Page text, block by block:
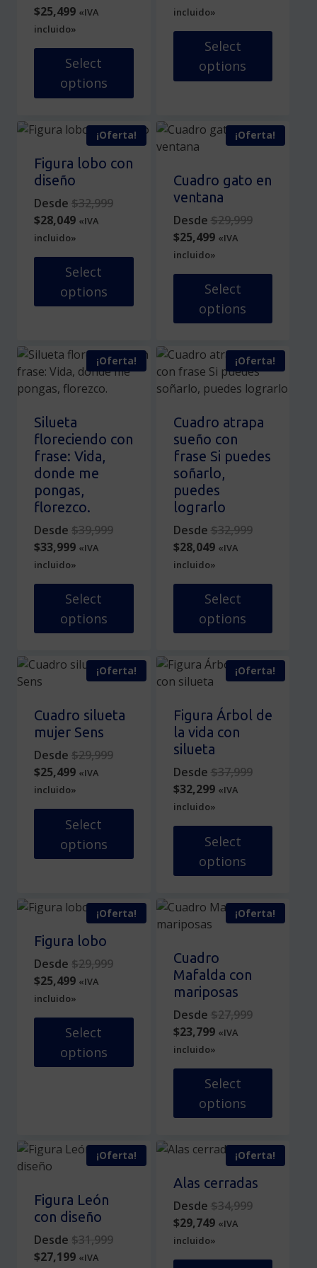
$29,999.
$25,499Current
price
is:
$25,499.
«IVA
incluido»
Select
options
producto
tiene
múltiples
variantes.
Las
opciones
se
pueden
elegir
página
$29,999.
price
is:
$25,499.
incluido»
Select
options
tiene
múltiples
Las
opciones
se
pueden
elegir
en
la
página
producto
¡Oferta!
Figura lobo con
diseño
Desde $32,999Original
$32,999.
$28,049Current
price
is:
$28,049.
«IVA
incluido»
Select
options
tiene
múltiples
variantes.
Las
opciones
se
pueden
elegir
en
la
de
producto
¡Oferta!
Cuadro gato en
ventana
Desde $29,999Original
$29,999.
$25,499Current
price
is:
$25,499.
«IVA
incluido»
Select
options
producto
tiene
múltiples
variantes.
Las
opciones
se
pueden
elegir
en
página
de
producto
¡Oferta!
Silueta
floreciendo con
frase: Vida,
donde me
pongas,
florezco.
Desde $39,999Original
$39,999.
$33,999Current
price
is:
$33,999.
«IVA
incluido»
Select
options
producto
variantes.
Las
opciones
se
pueden
elegir
en
página
de
¡Oferta!
Cuadro atrapa
sueño con
frase Si puedes
soñarlo,
puedes
lograrlo
Desde $32,999Original
$32,999.
$28,049Current
price
is:
$28,049.
«IVA
incluido»
Select
options
producto
tiene
variantes.
Las
opciones
pueden
elegir
en
la
página
producto
¡Oferta!
Cuadro silueta
mujer Sens
Desde $29,999Original
$29,999.
$25,499Current
price
is:
$25,499.
«IVA
incluido»
Select
options
tiene
múltiples
variantes.
Las
opciones
se
pueden
elegir
página
¡Oferta!
Figura Árbol de
la vida con
silueta
Desde $37,999Original
$37,999.
$32,299Current
price
is:
$32,299.
«IVA
incluido»
Select
options
producto
tiene
múltiples
variantes.
Las
opciones
se
pueden
elegir
en
la
página
producto
¡Oferta!
Figura lobo
Desde $29,999Original
$29,999.
$25,499Current
price
is:
$25,499.
«IVA
incluido»
Select
options
variantes.
Las
se
pueden
en
la
¡Oferta!
Cuadro
Mafalda con
mariposas
Desde $27,999Original
$27,999.
$23,799Current
price
is:
$23,799.
«IVA
incluido»
Select
options
producto
múltiples
Las
opciones
se
pueden
¡Oferta!
Figura León
con diseño
Desde $31,999Original
$27,199Current
«IVA
¡Oferta!
Alas cerradas
Desde $34,999Original
$34,999.
$29,749Current
price
is:
«IVA
incluido»